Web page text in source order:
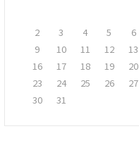
2
3 4 5 6
9
10 11 12 13
16
17 18 19 20
23
24 25 26 27
30
31